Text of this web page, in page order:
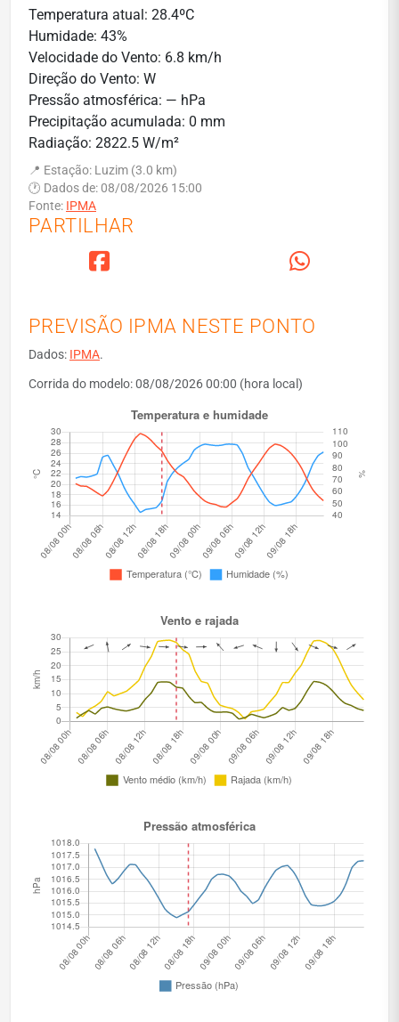
Temperatura atual: 28.4ºC
Humidade: 43%
Velocidade do Vento: 6.8 km/h
Direção do Vento: W
Pressão atmosférica: — hPa
Precipitação acumulada: 0 mm
Radiação: 2822.5 W/m²
📍 Estação: Luzim (3.0 km)
🕐 Dados de: 08/08/2026 15:00
Fonte: IPMA
PARTILHAR
PREVISÃO IPMA NESTE PONTO
Dados: IPMA.
Corrida do modelo: 08/08/2026 00:00 (hora local)